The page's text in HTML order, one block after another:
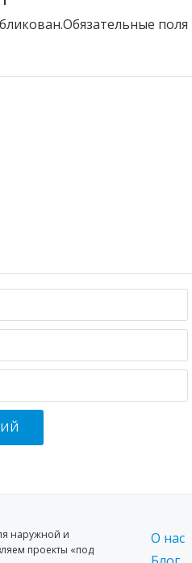
Обязательные
наружной и
проекты «под
О нас